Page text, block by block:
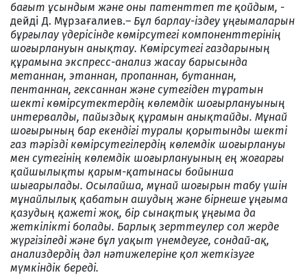
бағыт ұсындым және оны патенттеп те қойдым, -
дейді Д. Мұрзағалиев.– Бұл барлау-іздеу ұңғымаларын
бұрғылау үдерісінде көмірсутегі компоненттерінің
шоғырлануын анықтау. Көмірсутегі газдарының
құрамына экспресс-анализ жасау барысында
метаннан, этаннан, пропаннан, бутаннан,
пентаннан, гексаннан және сутегіден тұратын
шекті көмірсутектердің көлемдік шоғырлануының
интервалды, пайыздық құрамын анықтайды. Мұнай
шоғырының бар екендігі туралы қорытынды шекті
газ тәрізді көмірсутегілердің көлемдік шоғырлануы
мен сутегінің көлемдік шоғырлануының ең жоғарғы
қайшылықты қарым-қатынасы бойынша
шығарылады. Осылайша, мұнай шоғырын табу үшін
мұнайлылық қабатын ашудың және бірнеше ұңғыма
қазудың қажеті жоқ, бір сынақтық ұңғыма да
жеткілікті болады. Барлық зерттеулер сол жерде
жүргізіледі және бұл уақыт үнемдеуге, сондай-ақ,
анализдердің дәл нәтижелеріне қол жеткізуге
мүмкіндік береді.